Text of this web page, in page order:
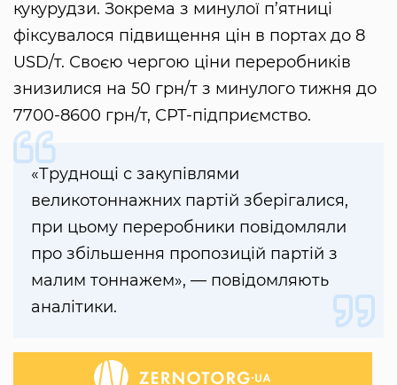
кукурудзи. Зокрема з минулої п’ятниці
фіксувалося підвищення цін в портах до 8
USD/т. Своєю чергою ціни переробників
знизилися на 50 грн/т з минулого тижня до
7700-8600 грн/т, СРТ-підприємство.
«Труднощі с закупівлями
великотоннажних партій зберігалися,
при цьому переробники повідомляли
про збільшення пропозицій партій з
малим тоннажем», — повідомляють
аналітики.